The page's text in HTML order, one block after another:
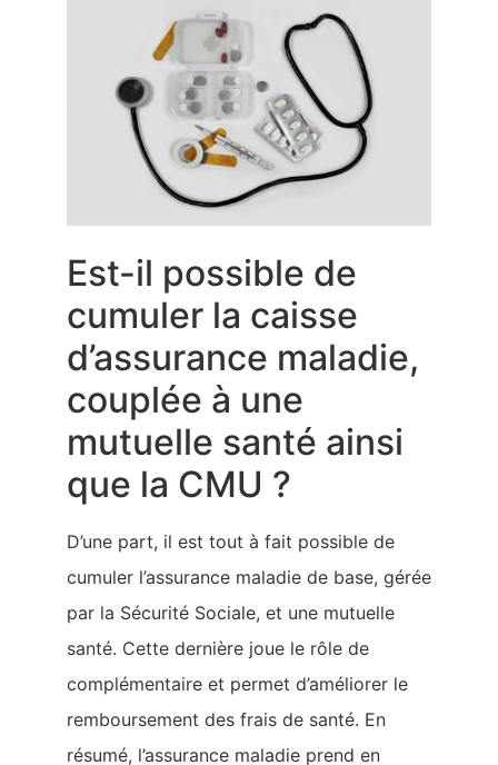
Est-il possible de
cumuler la caisse
d’assurance maladie,
couplée à une
mutuelle santé ainsi
que la CMU ?
D’une part, il est tout à fait possible de
cumuler l’assurance maladie de base, gérée
par la Sécurité Sociale, et une mutuelle
santé. Cette dernière joue le rôle de
complémentaire et permet d’améliorer le
remboursement des frais de santé. En
résumé, l’assurance maladie prend en